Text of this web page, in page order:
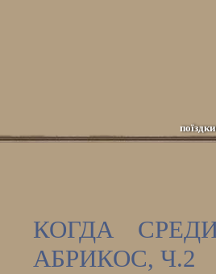
поїздки
КОГДА
АБРИКОС, Ч.2